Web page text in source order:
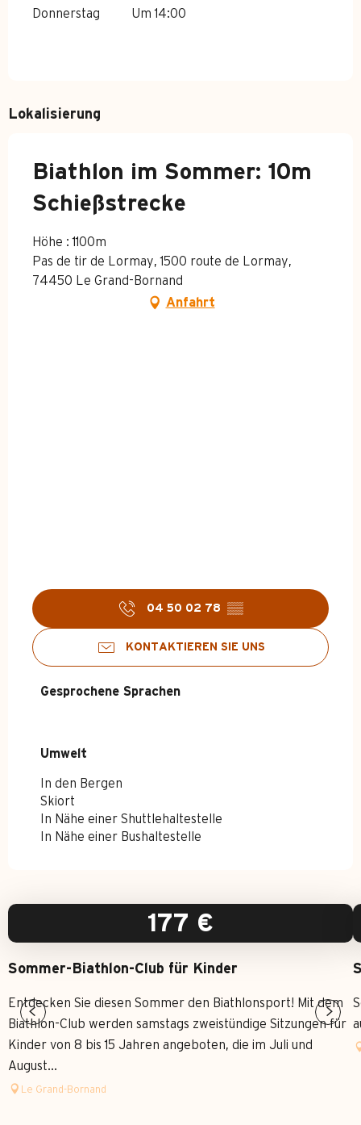
Donnerstag Um 14:00
Lokalisierung
Biathlon im Sommer: 10m
Schießstrecke
Höhe : 1100m
Pas de tir de Lormay, 1500 route de Lormay,
74450 Le Grand-Bornand
Anfahrt
04 50 02 78 ▒▒
KONTAKTIEREN SIE UNS
Gesprochene Sprachen
Gesprochene Sprachen
Umwelt
Umwelt
In den Bergen
Skiort
In Nähe einer Shuttlehaltestelle
In Nähe einer Bushaltestelle
177 €
Sommer-Biathlon-Club für Kinder
Entdecken Sie diesen Sommer den Biathlonsport! Mit dem
Biathlon-Club werden samstags zweistündige Sitzungen für
Kinder von 8 bis 15 Jahren angeboten, die im Juli und
August...
Le Grand-Bornand